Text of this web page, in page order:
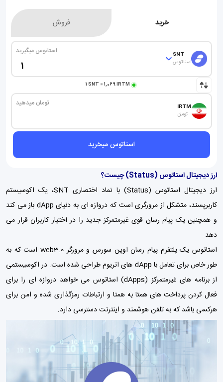
خرید فروش
SNT
استاتوس
استاتوس میگیرید
1 SNT = 1,069IRTM
IRTM
تومان
تومان میدهید
استاتوس میخرید
ارز دیجیتال استاتوس (Status) چیست؟
ارز دیجیتال استاتوس (Status) با نماد اختصاری SNT، یک اکوسیستم
کاربرپسند، متشکل از مرورگری است که دروازه ای به دنیای dApp باز می کند
و همچنین یک پیام رسان قوی غیرمتمرکز جدید را در اختیار کاربران قرار می
دهد.
استاتوس یک پلتفرم پیام رسان اوپن سورس و مرورگر web3.0 است که به
طور خاص برای تعامل با dApp های اتریوم طراحی شده است. در اکوسیستمی
از برنامه های غیرمتمرکز (dApps) استاتوس می خواهد دروازه ای را برای
فعال کردن پرداخت های همتا به همتا و ارتباطات رمزگذاری شده و امن برای
هرکسی باشد که به تلفن هوشمند و اینترنت دسترسی دارد.